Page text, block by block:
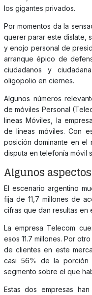
los gigantes privados.
Por momentos da la
querer parar este dislate,
y enojo personal de
arranque épico de
ciudadanos y
oligopolio en ciernes.
Algunos números
de móviles Personal
lineas Móviles, la
de lineas móviles. Con
posición dominante en el
disputa en telefonía móvil
Algunos
El escenario argentino
fija de 11,7 millones de
cifras que dan resultas en
La empresa Telecom
esos 11.7 millones. Por
de clientes en este
casi 56% de la
segmento sobre el que
Estas dos empresas